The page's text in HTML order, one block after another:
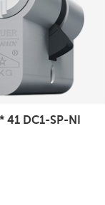
41 DC1-SP-NI